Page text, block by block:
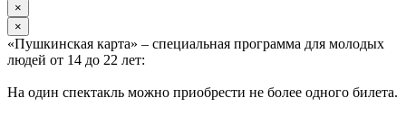
×
×
«Пушкинская карта» – специальная программа для молодых
людей от 14 до 22 лет:
На один спектакль можно приобрести не более одного билета.